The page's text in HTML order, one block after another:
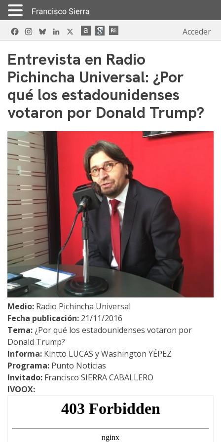
Skip
to
FacebookInstagram
BlueskyLinkedIn Acceder
Entrevista en Radio
Pichincha Universal: ¿Por
qué los estadounidenses
votaron por Donald Trump?
Medio: Radio Pichincha Universal
Fecha publicación: 21/11/2016
Tema:¿Por qué los estadounidenses votaron por
Donald Trump?
Informa: Kintto LUCAS y Washington YÉPEZ
Programa: Punto Noticias
Invitado: Francisco SIERRA CABALLERO
IVOOX: